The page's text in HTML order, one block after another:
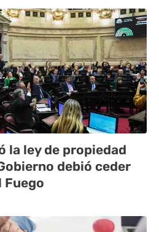
la ley de propiedad
debió ceder
Fuego